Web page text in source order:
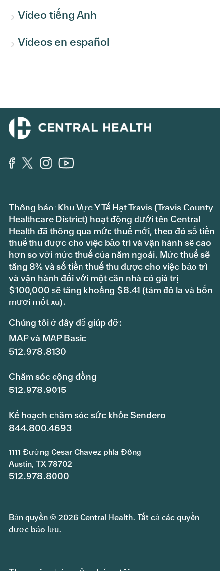
Video tiếng Anh
Videos en español
Thông báo: Khu Vực Y Tế Hạt Travis (Travis County
Healthcare District) hoạt động dưới tên Central
Health đã thông qua mức thuế mới, theo đó số tiền
thuế thu được cho việc bảo trì và vận hành sẽ cao
hơn so với mức thuế của năm ngoái. Mức thuế sẽ
tăng 8% và số tiền thuế thu được cho việc bảo trì
và vận hành đối với một căn nhà có giá trị
$100,000 sẽ tăng khoảng $8.41 (tám đô la và bốn
mươi mốt xu).
Chúng tôi ở đây để giúp đỡ:
MAP và MAP Basic
512.978.8130
Chăm sóc cộng đồng
512.978.9015
Kế hoạch chăm sóc sức khỏe Sendero
844.800.4693
1111 Đường Cesar Chavez phía Đông
Austin, TX 78702
512.978.8000
Bản quyền © 2026 Central Health. Tất cả các quyền
được bảo lưu.